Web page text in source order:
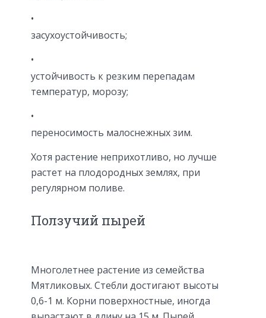
засухоустойчивость;
устойчивость к резким перепадам
температур, морозу;
переносимость малоснежных зим.
Хотя растение неприхотливо, но лучше
растет на плодородных землях, при
регулярном поливе.
Ползучий пырей
Многолетнее растение из семейства
Мятликовых. Стебли достигают высоты
0,6-1 м. Корни поверхностные, иногда